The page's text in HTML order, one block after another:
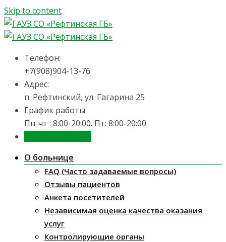
Skip to content
Телефон:
+7(908)904-13-76
Адрес:
п. Рефтинский, ул. Гагарина 25
График работы
Пн-чт : 8:00-20:00. Пт: 8:00-20:00
О больнице
FAQ (Часто задаваемые вопросы)
Отзывы пациентов
Анкета посетителей
Независимая оценка качества оказания
услуг
Контролирующие органы